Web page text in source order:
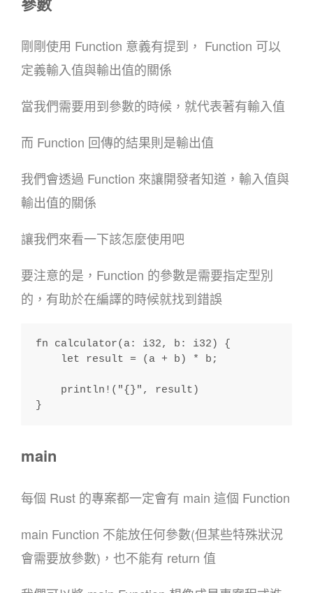
剛剛使用 Function 意義有提到， Function 可以
定義輸入值與輸出值的關係
當我們需要用到參數的時候，就代表著有輸入值
而 Function 回傳的結果則是輸出值
我們會透過 Function 來讓開發者知道，輸入值與
輸出值的關係
讓我們來看一下該怎麼使用吧
要注意的是，Function 的參數是需要指定型別
的，有助於在編譯的時候就找到錯誤
fn calculator(a: i32, b: i32) {
    let result = (a + b) * b;
    println!("{}", result)
}
main
每個 Rust 的專案都一定會有 main 這個 Function
main Function 不能放任何參數(但某些特殊狀況
會需要放參數)，也不能有 return 值